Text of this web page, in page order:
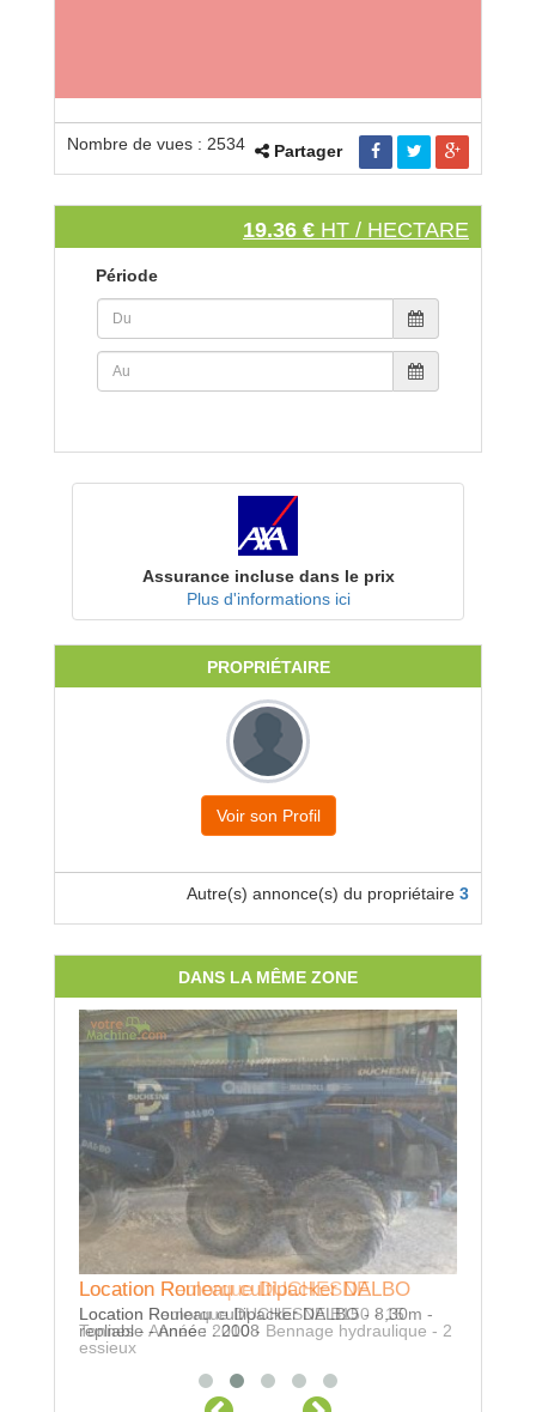
Nombre de vues : 2534 Partager
19.36 € HT / HECTARE
Période
Assurance incluse dans le prix
Plus d'informations ici
PROPRIÉTAIRE
Voir son Profil
Autre(s) annonce(s) du propriétaire 3
DANS LA MÊME ZONE
Location Remorque DUCHESNE
Location Remorque DUCHESNE B150 - 15
Tonnes - Année : 2010 - Bennage hydraulique - 2
essieux
Location Rouleau cultipacker DALBO
Location Rouleau cultipacker DALBO - 8,30m -
repliable - Année : 2008